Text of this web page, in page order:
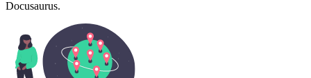
Docusaurus.